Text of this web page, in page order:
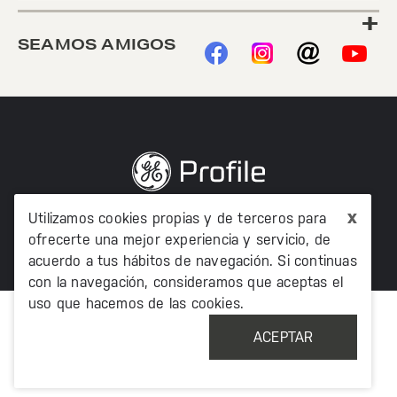
x
Utilizamos cookies propias y de terceros para
ofrecerte una mejor experiencia y servicio, de
acuerdo a tus hábitos de navegación. Si continuas
con la navegación, consideramos que aceptas el
uso que hacemos de las cookies.
ACEPTAR
+
SEAMOS AMIGOS
MÉXICO AV. PASEO DE LAS PALMAS 215 PISO 7, COL. LOMAS
DE CHAPULTEPEC, MIGUEL HIDALCO, CIUDAD DE MÉXICO, CP